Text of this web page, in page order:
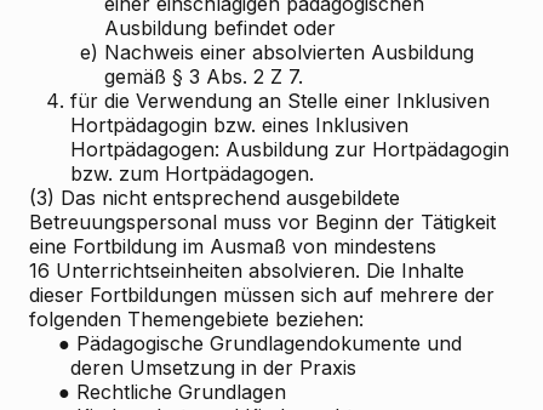
Ausbildung befindet oder
e) Nachweis einer absolvierten Ausbildung
gemäß § 3 Abs. 2 Z 7.
4. für die Verwendung an Stelle einer Inklusiven
Hortpädagogin bzw. eines Inklusiven
Hortpädagogen: Ausbildung zur Hortpädagogin
bzw. zum Hortpädagogen.
(3) Das nicht entsprechend ausgebildete
Betreuungspersonal muss vor Beginn der Tätigkeit
eine Fortbildung im Ausmaß von mindestens
16 Unterrichtseinheiten absolvieren. Die Inhalte
dieser Fortbildungen müssen sich auf mehrere der
folgenden Themengebiete beziehen:
● Pädagogische Grundlagendokumente und
deren Umsetzung in der Praxis
● Rechtliche Grundlagen